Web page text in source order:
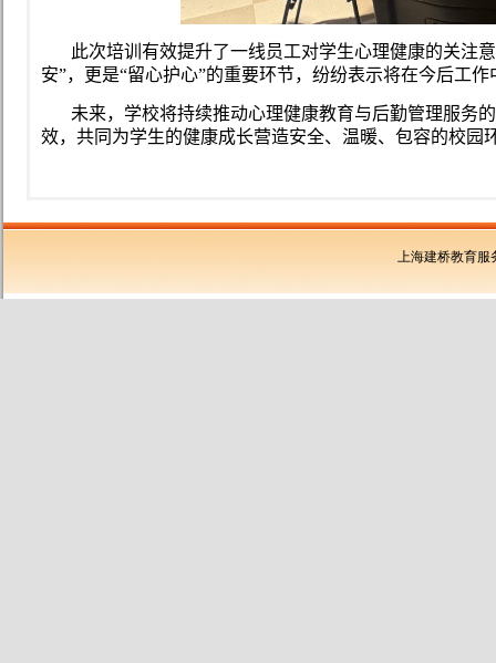
此次培训有效提升了一线员工对学生心理健康的关注
安”，更是“留心护心”的重要环节，纷纷表示将在今后工
未来，学校将持续推动心理健康教育与后勤管理服务
效，共同为学生的健康成长营造安全、温暖、包容的校园
上海建桥教育服